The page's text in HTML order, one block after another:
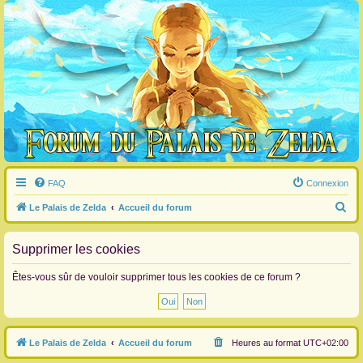
FAQ Connexion
Le Palais de Zelda Accueil du forum
e
h
h
Supprimer les cookies
Êtes-vous sûr de vouloir supprimer tous les cookies de ce forum ?
Le Palais de Zelda Accueil du forum Heures au format UTC+02:00